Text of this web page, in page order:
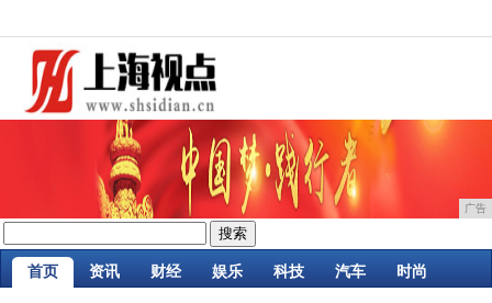
广告
首页 资讯 财经 娱乐 科技 汽车 时尚